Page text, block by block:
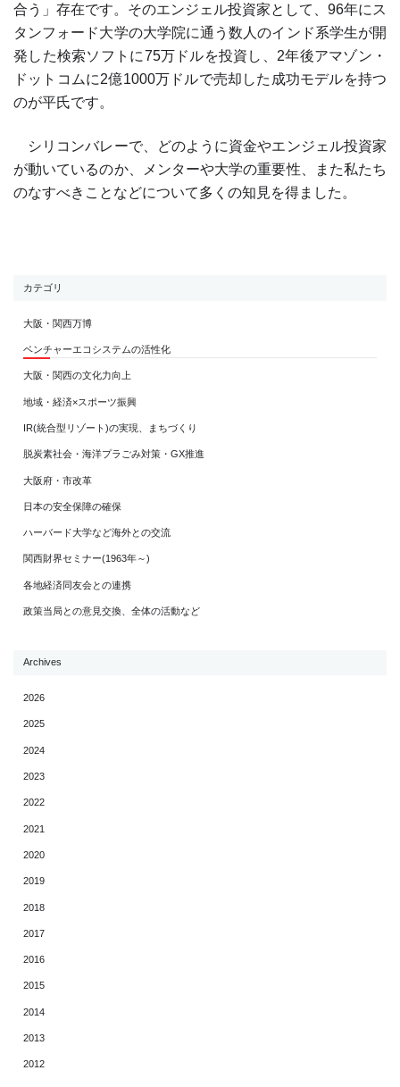
合う」存在です。そのエンジェル投資家として、96年にス
タンフォード大学の大学院に通う数人のインド系学生が開
発した検索ソフトに75万ドルを投資し、2年後アマゾン・
ドットコムに2億1000万ドルで売却した成功モデルを持つ
のが平氏です。
シリコンバレーで、どのように資金やエンジェル投資家
が動いているのか、メンターや大学の重要性、また私たち
のなすべきことなどについて多くの知見を得ました。
カテゴリ
大阪・関西万博
ベンチャーエコシステムの活性化
大阪・関西の文化力向上
地域・経済×スポーツ振興
IR(統合型リゾート)の実現、まちづくり
脱炭素社会・海洋プラごみ対策・GX推進
大阪府・市改革
日本の安全保障の確保
ハーバード大学など海外との交流
関西財界セミナー(1963年～)
各地経済同友会との連携
政策当局との意見交換、全体の活動など
Archives
2026
2025
2024
2023
2022
2021
2020
2019
2018
2017
2016
2015
2014
2013
2012